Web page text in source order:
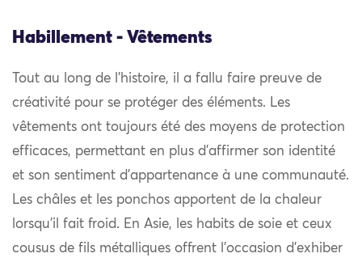
Habillement - Vêtements
Tout au long de l’histoire, il a fallu faire preuve de
créativité pour se protéger des éléments. Les
vêtements ont toujours été des moyens de protection
efficaces, permettant en plus d’affirmer son identité
et son sentiment d’appartenance à une communauté.
Les châles et les ponchos apportent de la chaleur
lorsqu’il fait froid. En Asie, les habits de soie et ceux
cousus de fils métalliques offrent l’occasion d’exhiber